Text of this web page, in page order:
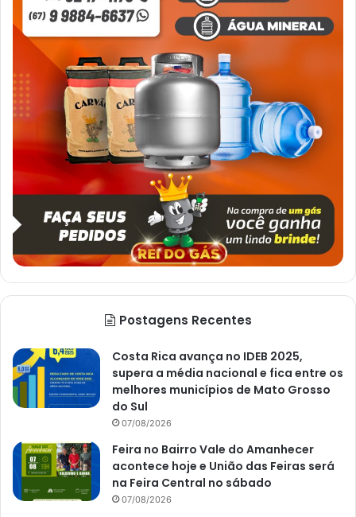
Postagens Recentes
Costa Rica avança no IDEB 2025,
supera a média nacional e fica entre os
melhores municípios de Mato Grosso
do Sul
07/08/2026
Feira no Bairro Vale do Amanhecer
acontece hoje e União das Feiras será
na Feira Central no sábado
07/08/2026